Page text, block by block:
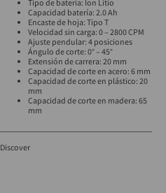
Tipo de batería: Ion Litio
Capacidad batería: 2.0 Ah
Encaste de hoja: Tipo T
Velocidad sin carga: 0 – 2800 CPM
Ajuste pendular: 4 posiciones
Ángulo de corte: 0° – 45°
Extensión de carrera: 20 mm
Capacidad de corte en acero: 6 mm
Capacidad de corte en plástico: 20
mm
Capacidad de corte en madera: 65
mm
Discover